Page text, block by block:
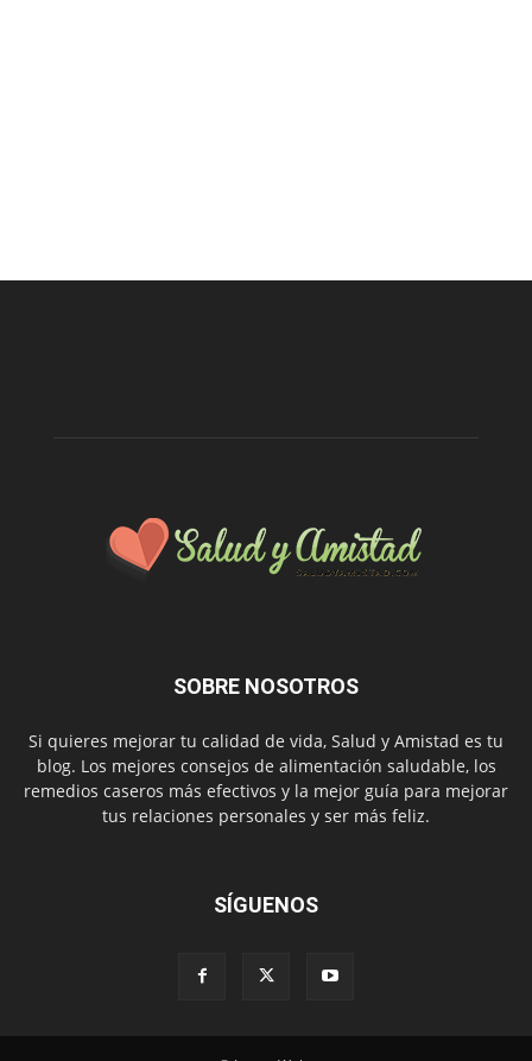
SOBRE NOSOTROS
Si quieres mejorar tu calidad de vida, Salud y Amistad es tu
blog. Los mejores consejos de alimentación saludable, los
remedios caseros más efectivos y la mejor guía para mejorar
tus relaciones personales y ser más feliz.
SÍGUENOS